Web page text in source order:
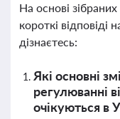
На основі
короткі відповіді
дізнаєтесь:
Які основні
регулюванні
очікуються в